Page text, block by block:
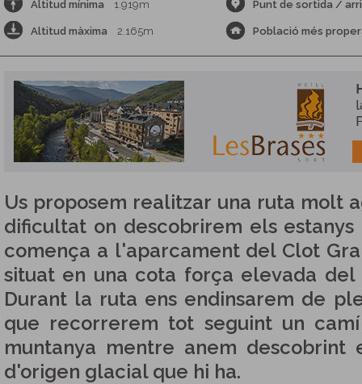
Altitud mínima 1.919m Punt de sortida /
Altitud màxima 2.165m Població més
Us proposem realitzar una ruta molt
dificultat on descobrirem els
comença a l'aparcament del Clot
situat en una cota força elevada del
Durant la ruta ens endinsarem de
que recorrerem tot seguint un
muntanya mentre anem descobrint
d'origen glacial que hi ha.